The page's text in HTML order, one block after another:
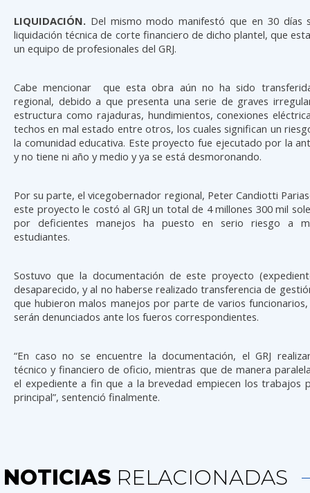
LIQUIDACIÓN. Del mismo modo manifestó que en 30 días
liquidación técnica de corte financiero de dicho plantel, que
un equipo de profesionales del GRJ.
Cabe mencionar que esta obra aún no ha sido
regional, debido a que presenta una serie de graves
estructura como rajaduras, hundimientos, conexiones
techos en mal estado entre otros, los cuales significan un
la comunidad educativa. Este proyecto fue ejecutado por la
y no tiene ni año y medio y ya se está desmoronando.
Por su parte, el vicegobernador regional, Peter Candiotti
este proyecto le costó al GRJ un total de 4 millones 300 mil
por deficientes manejos ha puesto en serio riesgo a
estudiantes.
Sostuvo que la documentación de este proyecto
desaparecido, y al no haberse realizado transferencia de
que hubieron malos manejos por parte de varios
serán denunciados ante los fueros correspondientes.
“En caso no se encuentre la documentación, el GRJ
técnico y financiero de oficio, mientras que de manera
el expediente a fin que a la brevedad empiecen los trabajos
principal”, sentenció finalmente.
NOTICIAS RELACIONADAS